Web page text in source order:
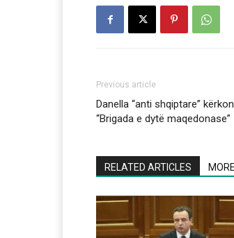
Previous article
Danella “anti shqiptare”
“Brigada e dytë maqedonase”
RELATED ARTICLES